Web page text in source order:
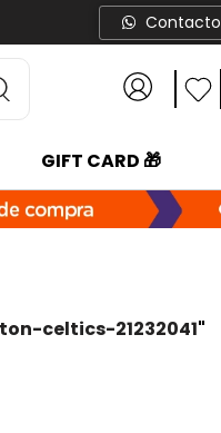
Contacto
GIFT CARD 🎁
celtics-21232041"